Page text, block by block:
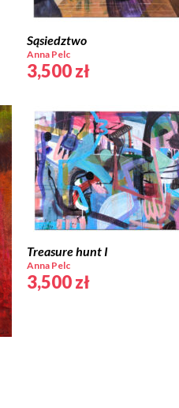
Sąsiedztwo
Anna Pelc
3,500zł
Treasure hunt I
Anna Pelc
3,500zł